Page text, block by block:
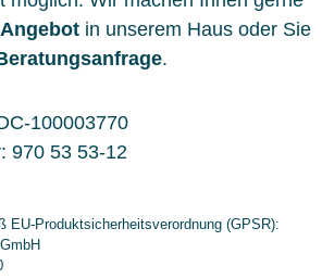
in unserem Haus oder Sie
.
100003770
970 53 53-12
EU-Produktsicherheitsverordnung (GPSR):